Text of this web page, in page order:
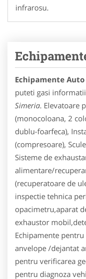
infrarosu.
Echipamente
puteti gasi
Simeria. Elevatoare
(monocoloana, 2
dublu-foarfeca),
(compresoare),
Sisteme de
alimentare/
(recuperatoare de
inspectie tehnica
opacimetru,aparat
exhaustor
Echipamente
anvelope /dejantat
pentru verificarea
pentru diagnoza